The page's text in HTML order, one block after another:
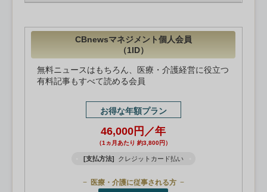
CBnewsマネジメント個人会員
（1ID）
無料ニュースはもちろん、医療・介護経営に役立つ
有料記事もすべて読める会員
お得な年額プラン
46,000円／年
（1ヵ月あたり 約3,800円）
[支払方法] クレジットカード払い
医療・介護に従事される方